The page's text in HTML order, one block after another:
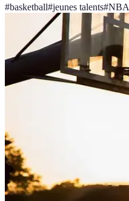
#basketball#jeunes talents#NBA